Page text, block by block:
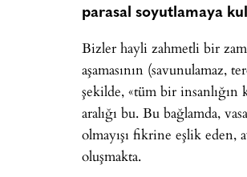
parasal soyutlamaya
Bizler hayli zahmetli bir
aşamasının (savunulamaz,
şekilde, «tüm bir
aralığı bu. Bu bağlamda,
olmayışı fikrine eşlik
oluşmakta.